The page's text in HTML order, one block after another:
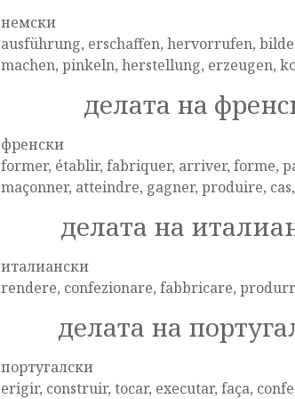
немски
ausführung, erschaffen, hervorrufen,
machen, pinkeln, herstellung, erzeugen,
делата на
френски
former, établir, fabriquer, arriver, forme,
maçonner, atteindre, gagner, produire, cas,
делата на
италиански
rendere, confezionare, fabbricare,
делата на
португалски
erigir, construir, tocar, executar, faça,